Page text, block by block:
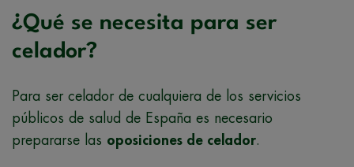
¿Qué se necesita para ser
celador?
Para ser celador de cualquiera de los servicios
públicos de salud de España es necesario
prepararse las oposiciones de celador.